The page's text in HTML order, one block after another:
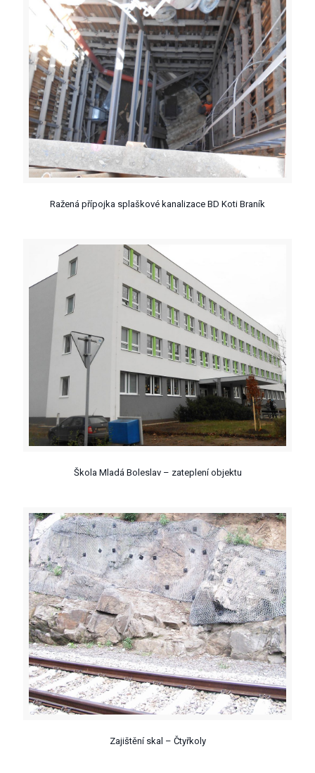
Ražená přípojka splaškové kanalizace BD Koti Braník
Škola Mladá Boleslav – zateplení objektu
Zajištění skal – Čtyřkoly